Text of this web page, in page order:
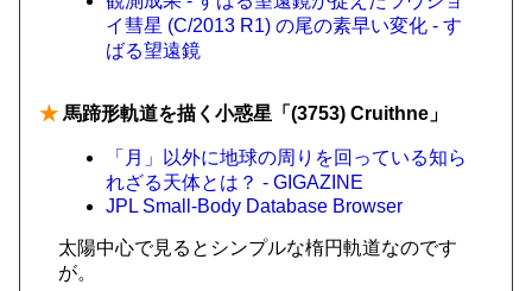
イ彗星 (C/2013 R1) の尾の素早い変化 - す
ばる望遠鏡
★ 馬蹄形軌道を描く小惑星「(3753) Cruithne」
「月」以外に地球の周りを回っている知ら
れざる天体とは？ - GIGAZINE
JPL Small-Body Database Browser
太陽中心で見るとシンプルな楕円軌道なのです
が。